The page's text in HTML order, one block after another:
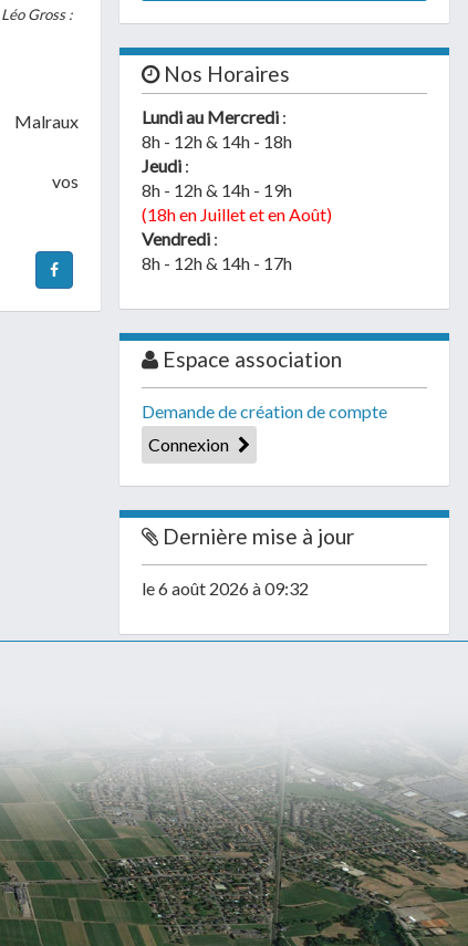
Gross :
vos
Nos Horaires
Lundi au Mercredi :
8h - 12h & 14h - 18h
Jeudi :
8h - 12h & 14h - 19h
(18h en Juillet et en Août)
Vendredi :
8h - 12h & 14h - 17h
Espace association
Demande de création de compte
Connexion
Dernière mise à jour
le 6 août 2026 à 09:32